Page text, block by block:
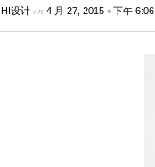
HI设计on 4 月 27, 2015•下午 6:06